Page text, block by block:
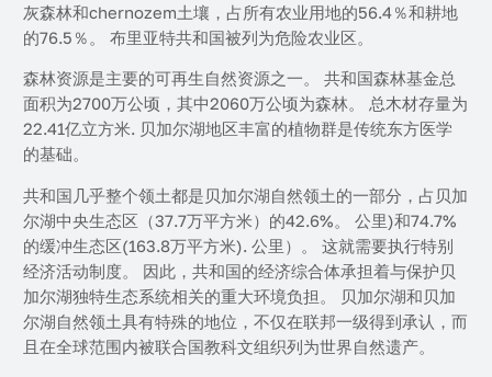
灰森林和chernozem土壤，占所有农业用地的56.4％和耕地
的76.5％。 布里亚特共和国被列为危险农业区。
森林资源是主要的可再生自然资源之一。 共和国森林基金总
面积为2700万公顷，其中2060万公顷为森林。 总木材存量为
22.41亿立方米. 贝加尔湖地区丰富的植物群是传统东方医学
的基础。
共和国几乎整个领土都是贝加尔湖自然领土的一部分，占贝加
尔湖中央生态区（37.7万平方米）的42.6%。 公里)和74.7%
的缓冲生态区(163.8万平方米). 公里）。 这就需要执行特别
经济活动制度。 因此，共和国的经济综合体承担着与保护贝
加尔湖独特生态系统相关的重大环境负担。 贝加尔湖和贝加
尔湖自然领土具有特殊的地位，不仅在联邦一级得到承认，而
且在全球范围内被联合国教科文组织列为世界自然遗产。